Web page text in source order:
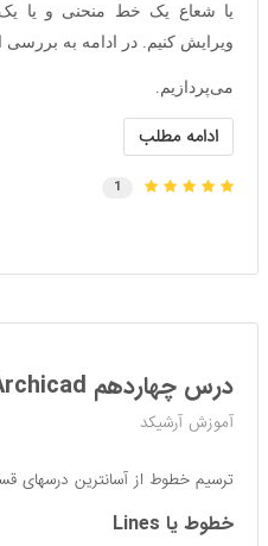
یا شعاع یک خط منحنی و یا یک
ویرایش کنیم. در ادامه به بررسی
می‌پردازیم.
ادامه مطلب
1
درس چهاردهم Archicad مقدماتی
آموزش آرشیکد
ترسیم خطوط از آسانترین درسهای
خطوط یا Lines